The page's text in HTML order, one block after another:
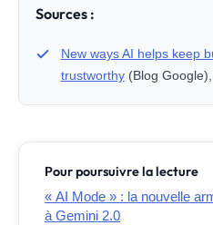
Sources :
New ways AI helps keep
trustworthy(Blog
Pour poursuivre la lecture
« AI Mode » : la nouvelle
à Gemini 2.0